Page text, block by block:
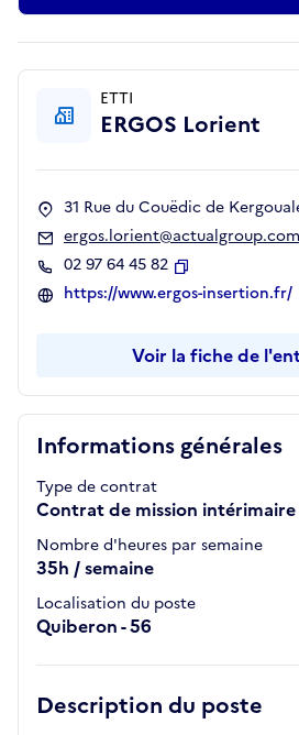
Informations générales
Type de contrat
Contrat de mission intérimaire
Nombre d'heures par semaine
35h / semaine
Localisation du poste
Quiberon - 56
Description du poste
ETTI
ERGOS Lorient
31 Rue du Couëdic de
ergos.lorient@actualgroup.com
02 97 64 45 82
Copier
https://www.ergos-insertion.fr/
Voir la fiche de